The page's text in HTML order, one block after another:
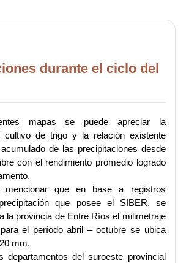
durante el ciclo del
mapas se puede apreciar la
cultivo de trigo y la relación existente
de las precipitaciones desde
con el rendimiento promedio logrado
mencionar que en base a registros
que posee el SIBER, se
la provincia de Entre Ríos el milimetraje
el período abril – octubre se ubica
mm.
departamentos del suroeste provincial